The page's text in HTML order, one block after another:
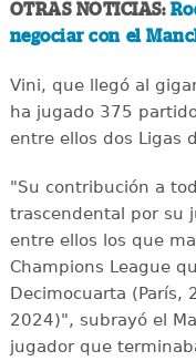
OTRAS NOTICIAS:
negociar con el
Vini, que llegó al
ha jugado 375
entre ellos dos Ligas
"Su contribución a
trascendental por su
entre ellos los que
Champions League
Decimocuarta (París,
2024)", subrayó el
jugador que